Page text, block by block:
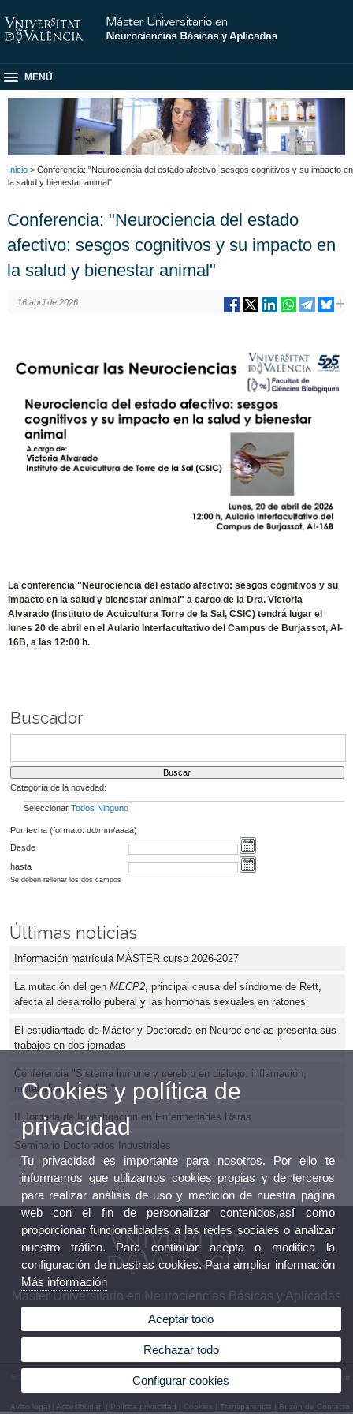
MENÚ
Inicio > Conferencia: "Neurociencia del estado afectivo: sesgos cognitivos y su impacto en
la salud y bienestar animal"
Conferencia: "Neurociencia del estado
afectivo: sesgos cognitivos y su impacto en
la salud y bienestar animal"
16 abril de 2026
La conferencia "Neurociencia del estado afectivo: sesgos cognitivos y su
impacto en la salud y bienestar animal" a cargo de la Dra. Victoria
Alvarado (Instituto de Acuicultura Torre de la Sal, CSIC) tendrá lugar el
lunes 20 de abril en el Aulario Interfacultativo del Campus de Burjassot, AI-
16B, a las 12:00 h.
Buscador
Categoría de la novedad:
Seleccionar Todos Ninguno
Por fecha (formato: dd/mm/aaaa)
Desde
hasta
Se deben rellenar los dos campos
Últimas noticias
Información matrícula MÁSTER curso 2026-2027
La mutación del gen MECP2, principal causa del síndrome de Rett,
afecta al desarrollo puberal y las hormonas sexuales en ratones
El estudiantado de Máster y Doctorado en Neurociencias presenta sus
trabajos en dos jornadas
Conferencia "Sistema inmune y cerebro en diálogo: inflamación,
metabolismo y delirio"
II Jornada de Investigación en Enfermedades Raras
Seminario Doctorados Industriales
Máster Universitario en Neurociencias Básicas y Aplicadas
© 2026 UV. - ©2014 UV-Máster Universitario en Neurociencias Básicas y Aplicadas. Av. Vicent
Andrés Estellés, 19, 46100 Burjasot España. Tel.963544373
Aviso legal Accesibilidad Política privacidad Cookies Transparencia Buzón de Contacto
Cookies y política de
privacidad
Tu privacidad es importante para nosotros. Por ello te
informamos que utilizamos cookies propias y de terceros
para realizar análisis de uso y medición de nuestra página
web con el fin de personalizar contenidos,así como
proporcionar funcionalidades a las redes sociales o analizar
nuestro tráfico. Para continuar acepta o modifica la
configuración de nuestras cookies. Para ampliar información
Más información
Aceptar todo
Rechazar todo
Configurar cookies